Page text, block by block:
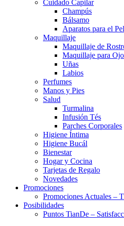
Cuidado Capilar
Champús
Bálsamo
Aparatos para el
Maquillaje
Maquillaje de
Maquillaje para
Uñas
Labios
Perfumes
Manos y Pies
Salud
Turmalina
Infusión Tés
Parches Corporales
Higiene Íntima
Higiene Bucál
Bienestar
Hogar y Cocina
Tarjetas de Regalo
Novedades
Promociones
Promociones Actuales –
Posibilidades
Puntos TianDe –